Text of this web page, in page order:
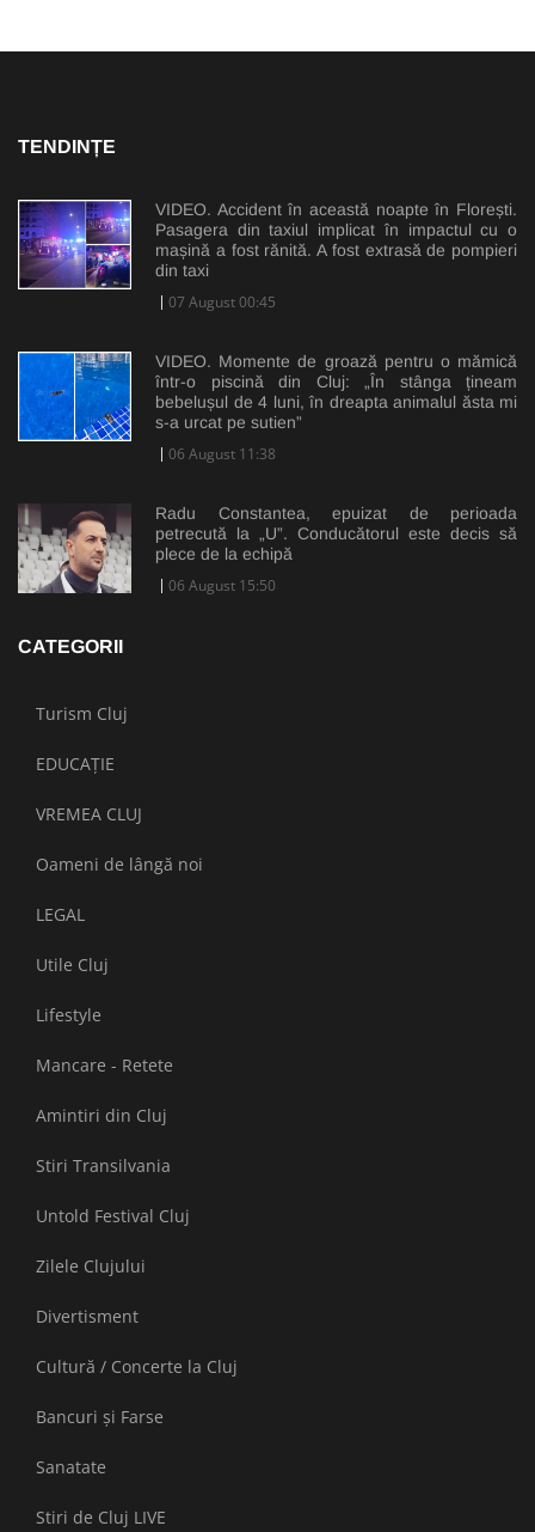
TENDINȚE
VIDEO. Accident în această noapte în Florești.
Pasagera din taxiul implicat în impactul cu o
mașină a fost rănită. A fost extrasă de pompieri
din taxi
07 August 00:45
VIDEO. Momente de groază pentru o mămică
într-o piscină din Cluj: „În stânga țineam
bebelușul de 4 luni, în dreapta animalul ăsta mi
s-a urcat pe sutien”
06 August 11:38
Radu Constantea, epuizat de perioada
petrecută la „U”. Conducătorul este decis să
plece de la echipă
06 August 15:50
CATEGORII
Turism Cluj
EDUCAȚIE
VREMEA CLUJ
Oameni de lângă noi
LEGAL
Utile Cluj
Lifestyle
Mancare - Retete
Amintiri din Cluj
Stiri Transilvania
Untold Festival Cluj
Zilele Clujului
Divertisment
Cultură / Concerte la Cluj
Bancuri și Farse
Sanatate
Stiri de Cluj LIVE